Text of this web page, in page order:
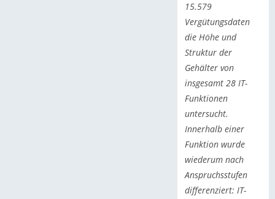
15.579
Vergütungsdaten
die Höhe und
Struktur der
Gehälter von
insgesamt 28 IT-
Funktionen
untersucht.
Innerhalb einer
Funktion wurde
wiederum nach
Anspruchsstufen
differenziert: IT-